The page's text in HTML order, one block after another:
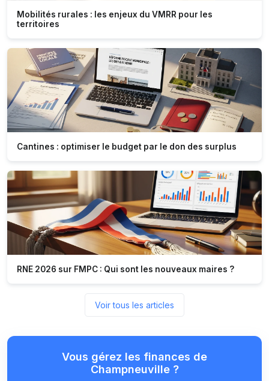
Mobilités rurales : les enjeux du VMRR pour les
territoires
Cantines : optimiser le budget par le don des surplus
RNE 2026 sur FMPC : Qui sont les nouveaux maires ?
Voir tous les articles
Vous gérez les finances de
Champneuville ?